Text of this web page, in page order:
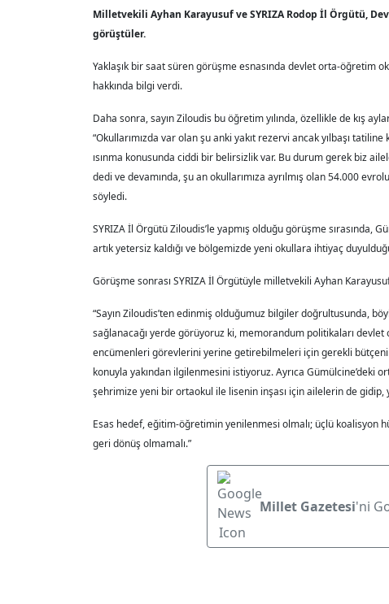
Milletvekili Ayhan Karayusuf ve SYRIZA Rodop İl Örgütü,
görüştüler.
Yaklaşık bir saat süren görüşme esnasında devlet orta-öğretim
hakkında bilgi verdi.
Daha sonra, sayın Ziloudis bu öğretim yılında, özellikle de kış
“Okullarımızda var olan şu anki yakıt rezervi ancak yılbaşı
ısınma konusunda ciddi bir belirsizlik var. Bu durum gerek biz
dedi ve devamında, şu an okullarımıza ayrılmış olan 54.000
söyledi.
SYRIZA İl Örgütü Ziloudis’le yapmış olduğu görüşme sırasında,
artık yetersiz kaldığı ve bölgemizde yeni okullara ihtiyaç
Görüşme sonrası SYRIZA İl Örgütüyle milletvekili Ayhan
“Sayın Ziloudis’ten edinmiş olduğumuz bilgiler doğrultusunda,
sağlanacağı yerde görüyoruz ki, memorandum politikaları
encümenleri görevlerini yerine getirebilmeleri için gerekli
konuyla yakından ilgilenmesini istiyoruz. Ayrıca Gümülcine’deki
şehrimize yeni bir ortaokul ile lisenin inşası için ailelerin de gidip,
Esas hedef, eğitim-öğretimin yenilenmesi olmalı; üçlü koalisyon
geri dönüş olmamalı.”
Millet Gazetesi'ni